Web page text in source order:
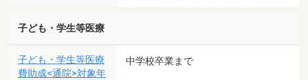
子ども・学生等医療
子ども・学生等医療
費助成<通院>対象年
中学校卒業まで